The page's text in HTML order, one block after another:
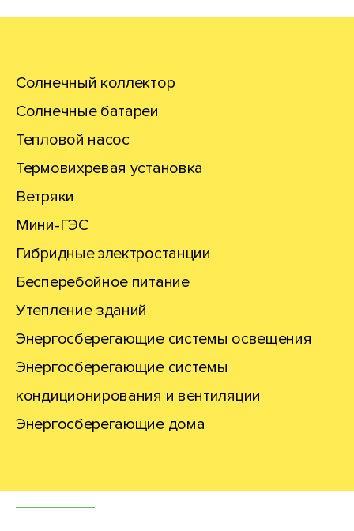
Солнечный коллектор
Солнечные батареи
Тепловой насос
Термовихревая установка
Ветряки
Мини-ГЭС
Гибридные электростанции
Бесперебойное питание
Утепление зданий
Энергосберегающие системы освещения
Энергосберегающие системы
кондиционирования и вентиляции
Энергосберегающие дома